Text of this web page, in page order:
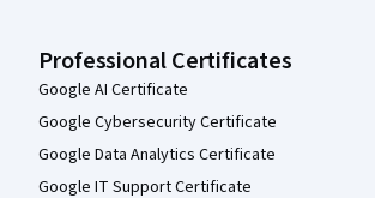
Professional Certificates
Google AI Certificate
Google Cybersecurity Certificate
Google Data Analytics Certificate
Google IT Support Certificate